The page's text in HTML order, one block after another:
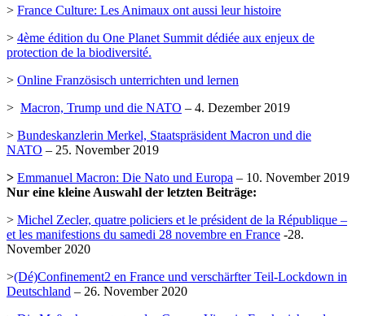
> France Culture: Les Animaux ont aussi leur histoire
> 4ème édition du One Planet Summit dédiée aux enjeux de
protection de la biodiversité.
> Online Französisch unterrichten und lernen
> Macron, Trump und die NATO – 4. Dezember 2019
> Bundeskanzlerin Merkel, Staatspräsident Macron und die
NATO – 25. November 2019
> Emmanuel Macron: Die Nato und Europa – 10. November 2019
Nur eine kleine Auswahl der letzten Beiträge:
> Michel Zecler, quatre policiers et le président de la République –
et les manifestions du samedi 28 novembre en France -28.
November 2020
>(Dé)Confinement2 en France und verschärfter Teil-Lockdown in
Deutschland – 26. November 2020